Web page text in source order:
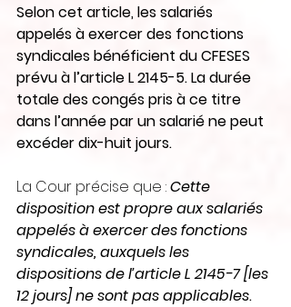
Selon cet article, les salariés
appelés à exercer des fonctions
syndicales bénéficient du CFESES
prévu à l’article L 2145-5. La durée
totale des congés pris à ce titre
dans l’année par un salarié ne peut
excéder dix-huit jours.
La Cour précise que : Cette
disposition est propre aux salariés
appelés à exercer des fonctions
syndicales, auxquels les
dispositions de l’article L 2145-7 [les
12 jours] ne sont pas applicables.